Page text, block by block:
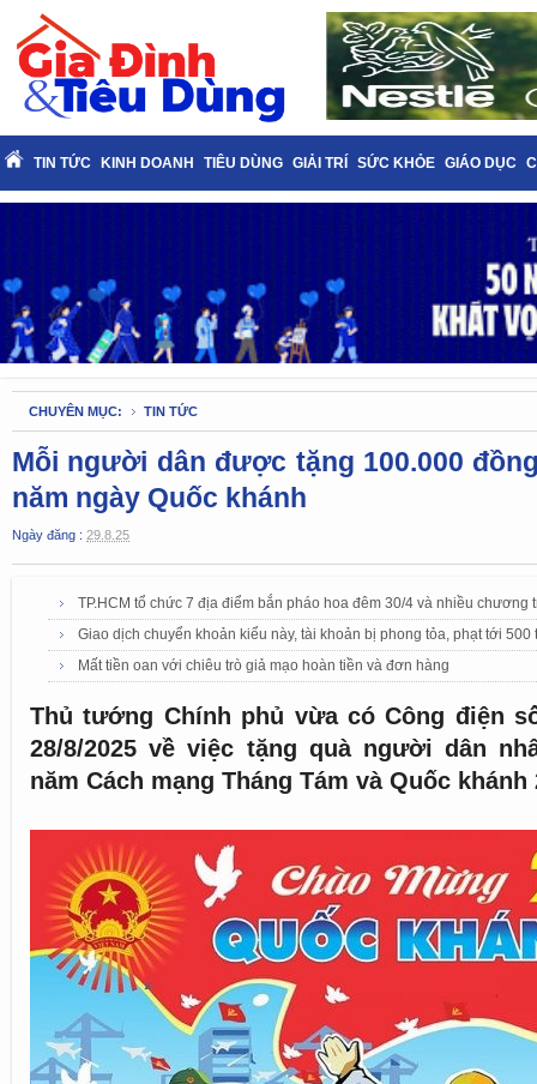
TIN TỨC KINH DOANH TIÊU DÙNG GIẢI TRÍ SỨC KHỎE GIÁO DỤC
CHUYÊN MỤC: TIN TỨC
Mỗi người dân được tặng 100.000
năm ngày Quốc khánh
Ngày đăng : 29.8.25
TP.HCM tổ chức 7 địa điểm bắn pháo hoa đêm 30/4 và nhiều chương
Giao dịch chuyển khoản kiểu này, tài khoản bị phong tỏa, phạt tới 500
Mất tiền oan với chiêu trò giả mạo hoàn tiền và đơn hàng
Thủ tướng Chính phủ vừa có Công điện
28/8/2025 về việc tặng quà người dân
năm Cách mạng Tháng Tám và Quốc khánh